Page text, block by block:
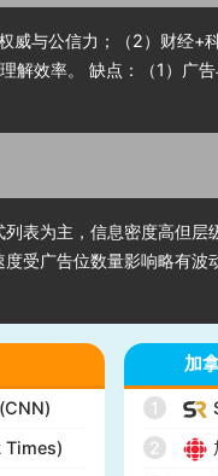
威与公信力；（2）财经+
解效率。 缺点：（1）广
表为主，信息密度高但
受广告位数量影响略有
Times)
加
1
2